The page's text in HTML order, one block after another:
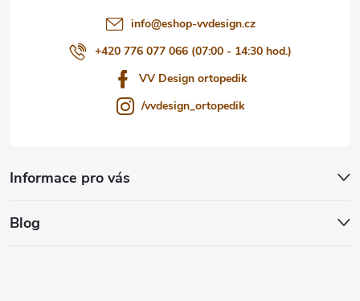
info@eshop-vvdesign.cz
+420 776 077 066 (07:00 - 14:30 hod.)
VV Design ortopedik
/vvdesign_ortopedik
Informace pro vás
Blog